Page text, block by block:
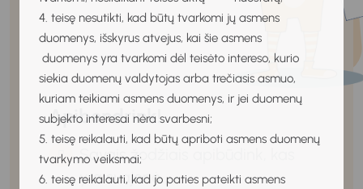
4. teisę nesutikti, kad būtų tvarkomi jų asmens
duomenys, išskyrus atvejus, kai šie asmens
duomenys yra tvarkomi dėl teisėto intereso, kurio
siekia duomenų valdytojas arba trečiasis asmuo,
kuriam teikiami asmens duomenys, ir jei duomenų
subjekto interesai nėra svarbesni;
5. teisę reikalauti, kad būtų apriboti asmens duomenų
tvarkymo veiksmai;
6. teisę reikalauti, kad jo paties pateikti asmens
Apibendrink!
Savais žodžiais apibūdink, kas
yra svajonė.